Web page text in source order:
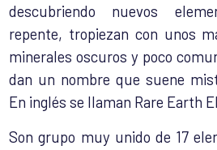
descubriendo nuevos
repente, tropiezan con unos
minerales oscuros y poco
dan un nombre que suene
En inglés se llaman Rare Earth
Son grupo muy unido de 17